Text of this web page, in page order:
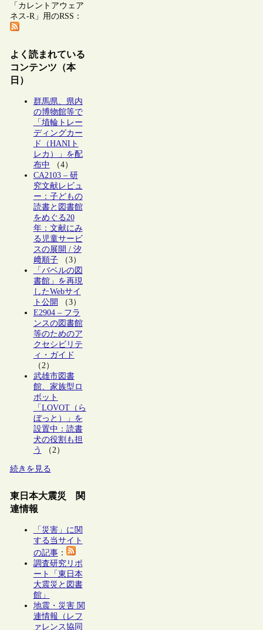
「カレントアウェア
ネス-R」用のRSS：
よく読まれている
コンテンツ（本
日）
群馬県、県内
の博物館等で
「埴輪トレー
ディングカー
ド（HANIト
レカ）」を配
布中 （4）
CA2103 – 研
究文献レビュ
ー：子どもの
読書と図書館
をめぐる20
年：文献にみ
る児童サービ
スの展開 / 汐
﨑順子（3）
「バベルの図
書館」を再現
したWebサイ
ト公開
（3）
E2904 – フラ
ンスの図書館
等のためのア
クセシビリテ
ィ・ガイド
（2）
武雄市図書
館、家族型ロ
ボット
「LOVOT（ら
ぼっと）」を
設置中：読書
犬の役割も担
う
（2）
続きを見る
東日本大震災 関
連情報
「災害」に関
する当サイト
の記事：
調査研究リポ
ート「東日本
大震災と図書
館」
地震・災害 関
連情報（レフ
ァレンス協同